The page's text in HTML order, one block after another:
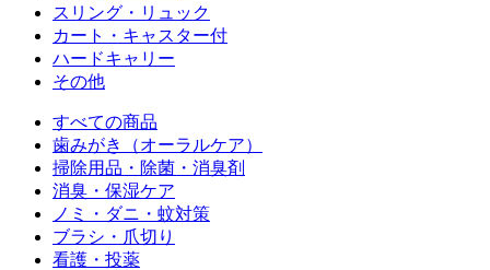
スリング・リュック
カート・キャスター付
ハードキャリー
その他
すべての商品
歯みがき（オーラルケア）
掃除用品・除菌・消臭剤
消臭・保湿ケア
ノミ・ダニ・蚊対策
ブラシ・爪切り
看護・投薬